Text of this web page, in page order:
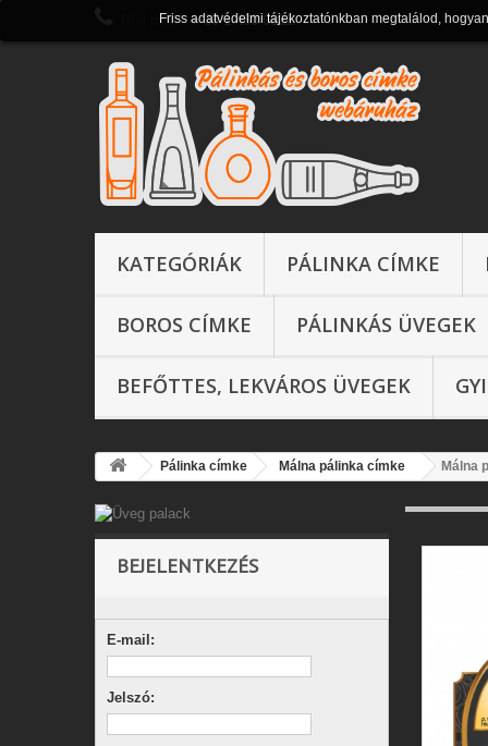
Hívj most: + 36 1 430 0821
KATEGÓRIÁK PÁLINKA CÍMKE
BOROS CÍMKE PÁLINKÁS ÜVEGEK
BEFŐTTES, LEKVÁROS ÜVEGEK
Friss adatvédelmi tájékoztatónkban megtalálod,
Pálinka címke Málna pálinka címke Málna
BEJELENTKEZÉS
E-mail:
Jelszó: